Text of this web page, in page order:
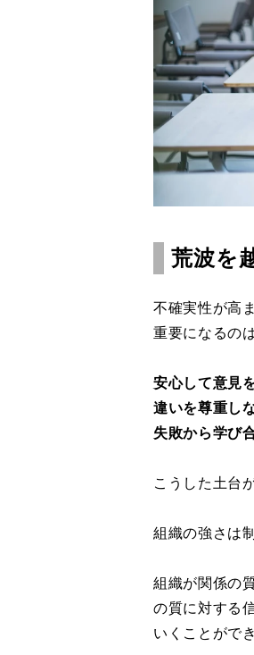
荒波を
不確実性が高
重要になるの
安心して意見
違いを尊重し
失敗から学び
こうした土台
組織の強さは
組織が関係の
の質に対する
いくことがで